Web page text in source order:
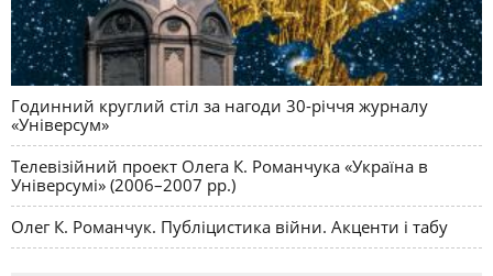
Годинний круглий стіл за нагоди 30-річчя журналу
«Універсум»
Телевізійний проект Олега К. Романчука «Україна в
Універсумі» (2006–2007 рр.)
Олег К. Романчук. Публіцистика війни. Акценти і табу